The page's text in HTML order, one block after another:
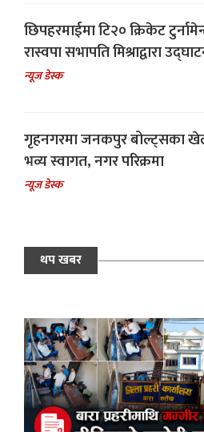
छिपहरमाईमा टि२० क्रिकेट
रास्वपा सभापति मिश्राद्वारा
न्यूज डेस्क
गृहनगरमा जनकपुर बोल्ट्सका
भव्य स्वागत, नगर परिक्रमा
न्यूज डेस्क
थप खबर